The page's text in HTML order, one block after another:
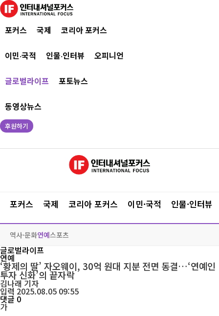
포커스 국제 코리아 포커스
이민·국적 인물·인터뷰 오피니언
글로벌라이프 포토뉴스
동영상뉴스
후원하기
포커스 국제 코리아 포커스 이민·국적 인물·인터뷰
역사·문화연예스포츠
글로벌라이프
연예
‘황제의 딸’ 자오웨이, 30억 원대 지분 전면 동결…‘연예인
투자 신화’의 끝자락
김나래기자
입력 2025.08.05 09:55
댓글 0
가